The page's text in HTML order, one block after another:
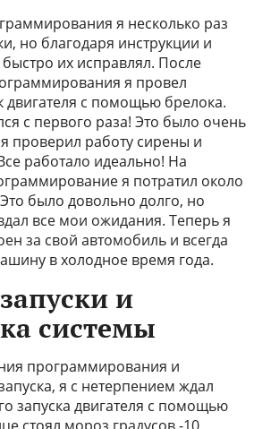
я несколько раз
но благодаря инструкции и
их исправлял. После
я провел
двигателя с помощью брелока.
с первого раза! Это было очень
проверил работу сирены и
работало идеально! На
я потратил около
было довольно долго, но
все мои ожидания. Теперь я
за свой автомобиль и всегда
в холодное время года.
и
системы
программирования и
я с нетерпением ждал
запуска двигателя с помощью